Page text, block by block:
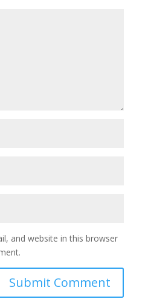
and website in this browser